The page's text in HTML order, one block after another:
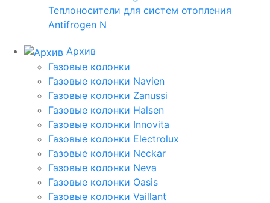
Теплоносители для систем отопления
Antifrogen N
Архив
Газовые колонки
Газовые колонки Navien
Газовые колонки Zanussi
Газовые колонки Halsen
Газовые колонки Innovita
Газовые колонки Electrolux
Газовые колонки Neckar
Газовые колонки Neva
Газовые колонки Oasis
Газовые колонки Vaillant